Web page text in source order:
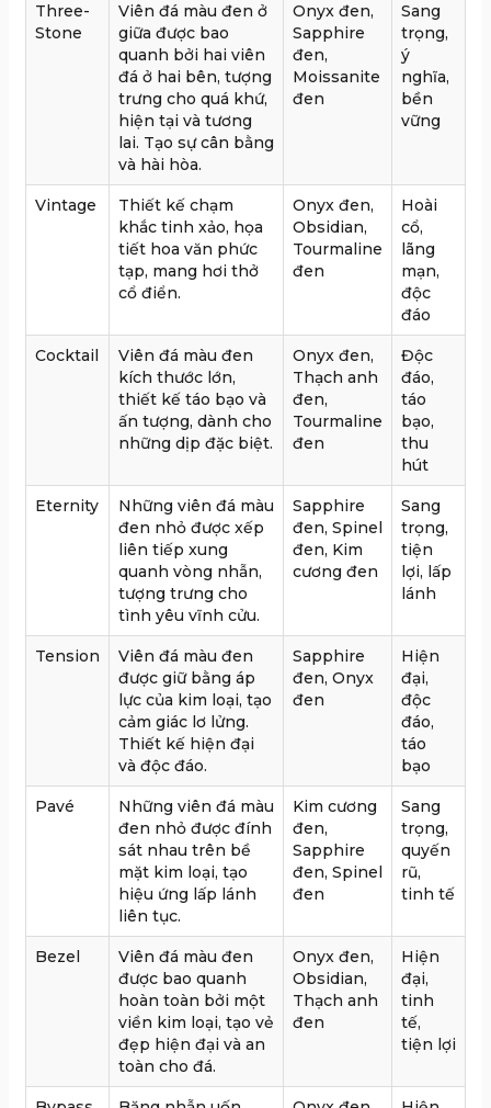
Three-
Stone
Viên đá màu đen ở
giữa được bao
quanh bởi hai viên
đá ở hai bên, tượng
trưng cho quá khứ,
hiện tại và tương
lai. Tạo sự cân bằng
và hài hòa.
Onyx đen,
Sapphire
đen,
Moissanite
đen
Sang
trọng,
ý
nghĩa,
bền
vững
Vintage
Thiết kế chạm
khắc tinh xảo, họa
tiết hoa văn phức
tạp, mang hơi thở
cổ điển.
Onyx đen,
Obsidian,
Tourmaline
đen
Hoài
cổ,
lãng
mạn,
độc
đáo
Cocktail
Viên đá màu đen
kích thước lớn,
thiết kế táo bạo và
ấn tượng, dành cho
những dịp đặc biệt.
Onyx đen,
Thạch anh
đen,
Tourmaline
đen
Độc
đáo,
táo
bạo,
thu
hút
Eternity
Những viên đá màu
đen nhỏ được xếp
liên tiếp xung
quanh vòng nhẫn,
tượng trưng cho
tình yêu vĩnh cửu.
Sapphire
đen, Spinel
đen, Kim
cương đen
Sang
trọng,
tiện
lợi, lấp
lánh
Tension
Viên đá màu đen
được giữ bằng áp
lực của kim loại, tạo
cảm giác lơ lửng.
Thiết kế hiện đại
và độc đáo.
Sapphire
đen, Onyx
đen
Hiện
đại,
độc
đáo,
táo
bạo
Pavé
Những viên đá màu
đen nhỏ được đính
sát nhau trên bề
mặt kim loại, tạo
hiệu ứng lấp lánh
liên tục.
Kim cương
đen,
Sapphire
đen, Spinel
đen
Sang
trọng,
quyến
rũ,
tinh tế
Bezel
Viên đá màu đen
được bao quanh
hoàn toàn bởi một
viền kim loại, tạo vẻ
đẹp hiện đại và an
toàn cho đá.
Onyx đen,
Obsidian,
Thạch anh
đen
Hiện
đại,
tinh
tế,
tiện lợi